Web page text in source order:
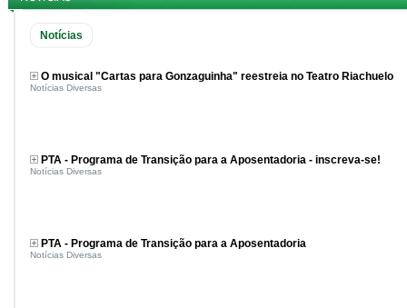
Notícias
O musical "Cartas para Gonzaguinha" reestreia no Teatro Riachuelo
Notícias Diversas
PTA - Programa de Transição para a Aposentadoria - inscreva-se!
Notícias Diversas
PTA - Programa de Transição para a Aposentadoria
Notícias Diversas